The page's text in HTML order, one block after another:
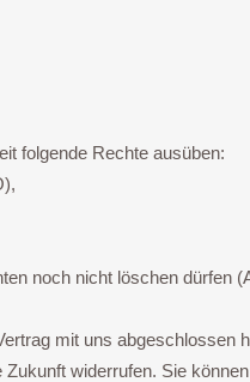
folgende Rechte ausüben:
noch nicht löschen dürfen
mit uns abgeschlossen
widerrufen. Sie